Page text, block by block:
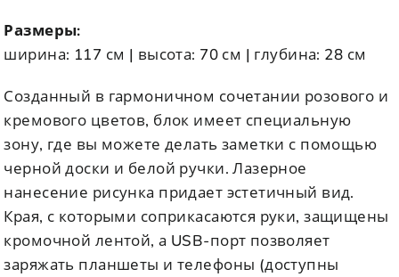
Размеры:
ширина: 117 см | высота: 70 см | глубина: 28 см
Созданный в гармоничном сочетании розового и
кремового цветов, блок имеет специальную
зону, где вы можете делать заметки с помощью
черной доски и белой ручки. Лазерное
нанесение рисунка придает эстетичный вид.
Края, с которыми соприкасаются руки, защищены
кромочной лентой, а USB-порт позволяет
заряжать планшеты и телефоны (доступны